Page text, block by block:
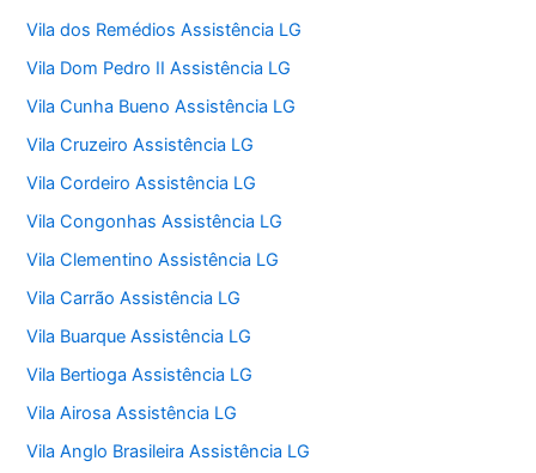
Vila dos Remédios Assistência LG
Vila Dom Pedro II Assistência LG
Vila Cunha Bueno Assistência LG
Vila Cruzeiro Assistência LG
Vila Cordeiro Assistência LG
Vila Congonhas Assistência LG
Vila Clementino Assistência LG
Vila Carrão Assistência LG
Vila Buarque Assistência LG
Vila Bertioga Assistência LG
Vila Airosa Assistência LG
Vila Anglo Brasileira Assistência LG